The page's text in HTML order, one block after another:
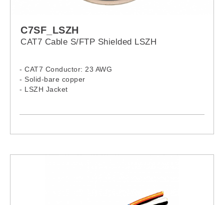
C7SF_LSZH
CAT7 Cable S/FTP Shielded LSZH
- CAT7 Conductor: 23 AWG
- Solid-bare copper
- LSZH Jacket